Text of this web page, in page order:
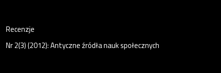
Recenzje
Nr 2(3) (2012): Antyczne źródła nauk społecznych